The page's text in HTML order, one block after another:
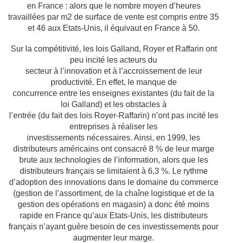
en France : alors que le nombre moyen d’heures
travaillées par m2 de surface de vente est compris entre 35
et 46 aux Etats-Unis, il équivaut en France à 50.
Sur la compétitivité, les lois Galland, Royer et Raffarin ont
peu incité les acteurs du
secteur à l’innovation et à l’accroissement de leur
productivité. En effet, le manque de
concurrence entre les enseignes existantes (du fait de la
loi Galland) et les obstacles à
l’entrée (du fait des lois Royer-Raffarin) n’ont pas incité les
entreprises à réaliser les
investissements nécessaires. Ainsi, en 1999, les
distributeurs américains ont consacré 8 % de leur marge
brute aux technologies de l’information, alors que les
distributeurs français se limitaient à 6,3 %. Le rythme
d’adoption des innovations dans le domaine du commerce
(gestion de l’assortiment, de la chaîne logistique et de la
gestion des opérations en magasin) a donc été moins
rapide en France qu’aux Etats-Unis, les distributeurs
français n’ayant guère besoin de ces investissements pour
augmenter leur marge.